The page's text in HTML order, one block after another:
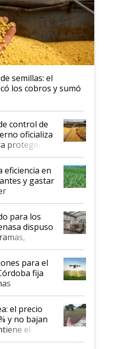
semillas: el
los cobros y sumó
control de
oficializa
proteger la
eficiencia en
y gastar
la campaña
para los
dispuso
e
para el
fija
el precio
y no bajan
el
Oriente